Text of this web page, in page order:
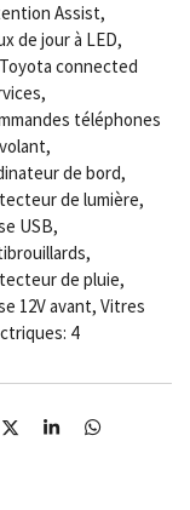
Assist,
de jour à LED,
connected
téléphones
de bord,
de lumière,
USB,
de pluie,
12V avant, Vitres
4
P
P
P